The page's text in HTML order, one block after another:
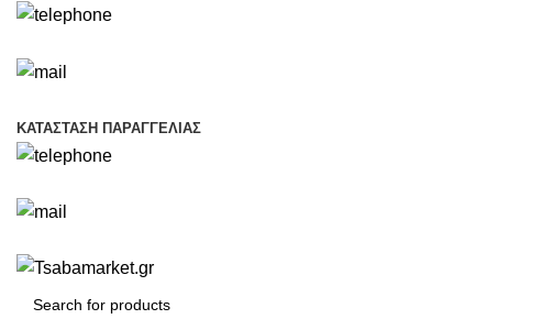
ΚΑΤΆΣΤΑΣΗ ΠΑΡΑΓΓΕΛΊΑΣ